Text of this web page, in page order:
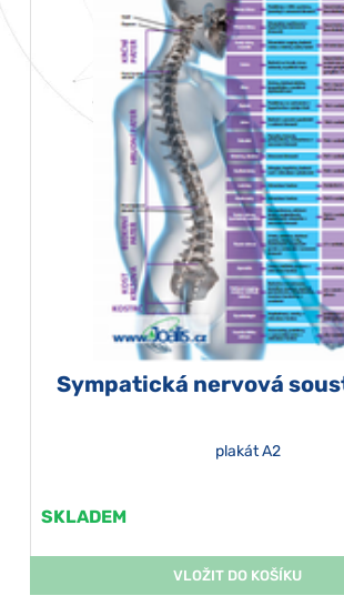
Sympatická nervová
plakát A2
SKLADEM
VLOŽIT DO KOŠÍKU